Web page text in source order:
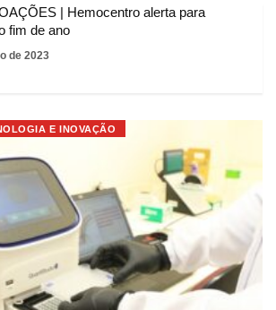
| Hemocentro alerta para
fim de ano
de 2023
E INOVAÇÃO